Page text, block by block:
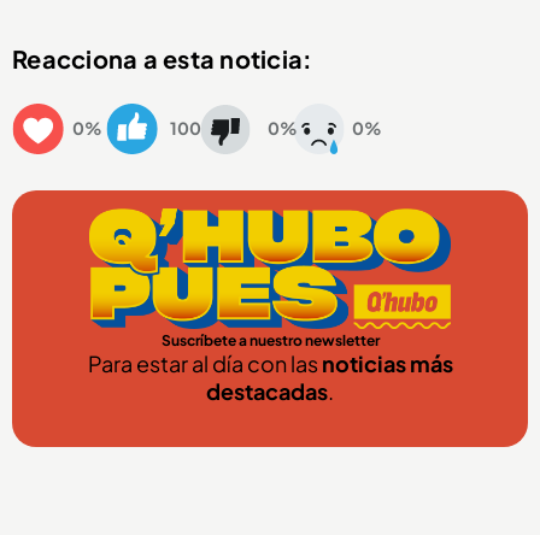
Reacciona a esta noticia:
0% 100 0% 0%
Suscríbete a nuestro newsletter
Para estar al día con lasnoticias más
destacadas.